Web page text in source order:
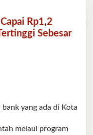
Rp1,2
Sebesar
yang ada di Kota
melaui program